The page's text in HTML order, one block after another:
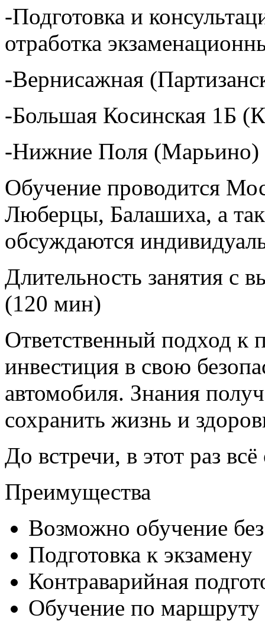
-Подготовка и
отработка
-Вернисажная
-Большая Косинская 1Б
-Нижние Поля (Марьино)
Обучение проводится
Люберцы, Балашиха, а
обсуждаются
Длительность занятия с
(120 мин)
Ответственный подход к
инвестиция в свою
автомобиля. Знания
сохранить жизнь и
До встречи, в этот раз
Преимущества
Возможно обучение
Подготовка к экзамену
Контраварийная
Обучение по маршруту